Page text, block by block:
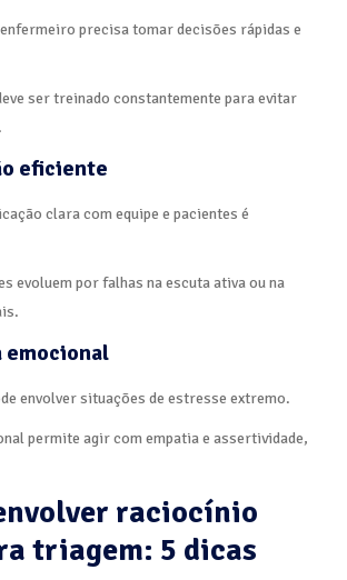
precisa tomar decisões rápidas e
ser treinado constantemente para evitar
eficiente
clara com equipe e pacientes é
evoluem por falhas na escuta ativa ou na
envolver situações de estresse extremo.
permite agir com empatia e assertividade,
raciocínio
triagem: 5 dicas